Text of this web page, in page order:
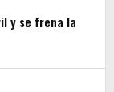
y se frena la